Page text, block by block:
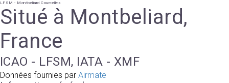
LFSM - Montbeliard Courcelles
Situé à Montbeliard,
France
ICAO - LFSM, IATA - XMF
Données fournies par Airmate